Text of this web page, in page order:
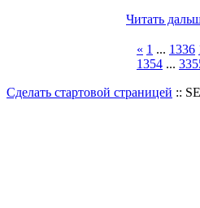
Читать
« 1 ... 1336
1354 ...
Сделать стартовой страницей ::